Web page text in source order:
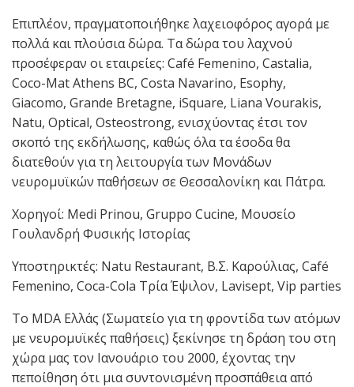
Επιπλέον, πραγματοποιήθηκε λαχειοφόρος αγορά με
πολλά και πλούσια δώρα. Τα δώρα του λαχνού
προσέφεραν οι εταιρείες: Café Femenino, Castalia,
Coco-Mat Athens BC, Costa Navarino, Esophy,
Giacomo, Grande Bretagne, iSquare, Liana Vourakis,
Natu, Optical, Osteostrong, ενισχύοντας έτσι τον
σκοπό της εκδήλωσης, καθώς όλα τα έσοδα θα
διατεθούν για τη λειτουργία των Μονάδων
νευρομυϊκών παθήσεων σε Θεσσαλονίκη και Πάτρα.
Χορηγοί: Medi Prinou, Gruppo Cucine, Μουσείο
Γουλανδρή Φυσικής Ιστορίας
Υποστηρικτές: Natu Restaurant, Β.Σ. Καρούλιας, Café
Femenino, Coca-Cola Τρία Έψιλον, Lavisept, Vip parties
Το MDA Ελλάς (Σωματείο για τη φροντίδα των ατόμων
με νευρομυϊκές παθήσεις) ξεκίνησε τη δράση του στη
χώρα μας τον Ιανουάριο του 2000, έχοντας την
πεποίθηση ότι μια συντονισμένη προσπάθεια από